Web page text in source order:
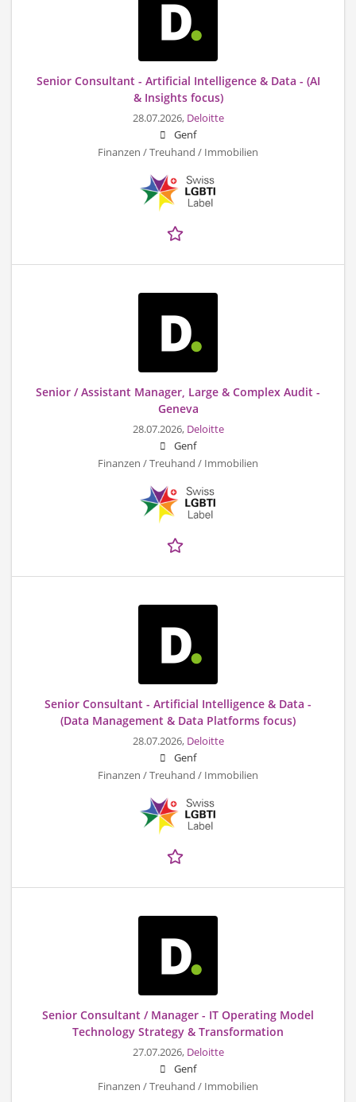
Senior Consultant - Artificial Intelligence & Data - (AI
& Insights focus)
28.07.2026, Deloitte
Genf
Finanzen / Treuhand / Immobilien
Senior / Assistant Manager, Large & Complex Audit -
Geneva
28.07.2026, Deloitte
Genf
Finanzen / Treuhand / Immobilien
Senior Consultant - Artificial Intelligence & Data -
(Data Management & Data Platforms focus)
28.07.2026, Deloitte
Genf
Finanzen / Treuhand / Immobilien
Senior Consultant / Manager - IT Operating Model
Technology Strategy & Transformation
27.07.2026, Deloitte
Genf
Finanzen / Treuhand / Immobilien